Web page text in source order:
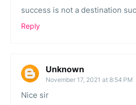
success is not a destination
Reply
Unknown
November 17, 2021 at 8:54 PM
Nice sir